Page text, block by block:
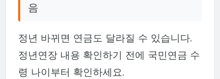
음
정년 바뀌면 연금도 달라질 수 있습니다.
정년연장 내용 확인하기 전에 국민연금 수
령 나이부터 확인하세요.